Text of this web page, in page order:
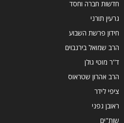
חדשות חברה וחסד
גרעין תורני
חידון פרשת השבוע
הרב שמואל בירנבוים
ד''ר מוטי גולן
הרב אהרון שטראוס
ציפי לידר
ראובן גפני
שות"ים